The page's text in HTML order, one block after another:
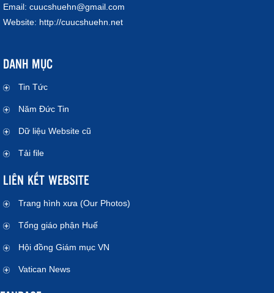
Email: cuucshuehn@gmail.com
Website: http://cuucshuehn.net
DANH MỤC
Tin Tức
Năm Đức Tin
Dữ liệu Website cũ
Tải file
LIÊN KẾT WEBSITE
Trang hình xưa (Our Photos)
Tổng giáo phận Huế
Hội đồng Giám mục VN
Vatican News